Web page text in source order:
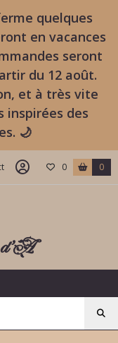
quelques
en vacances
seront
du 12 août.
et à très vite
inspirées des
🌙
0 0
d'A